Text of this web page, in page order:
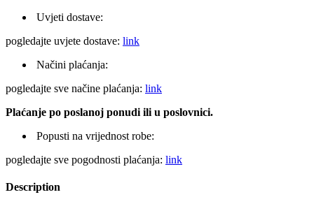
Uvjeti dostave:
pogledajte uvjete dostave: link
Načini plaćanja:
pogledajte sve načine plaćanja: link
Plaćanje po poslanoj ponudi ili u poslovnici.
Popusti na vrijednost robe:
pogledajte sve pogodnosti plaćanja: link
Description